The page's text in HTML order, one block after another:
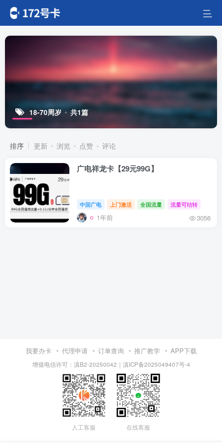
18-70周岁 共1篇
排序 更新 浏览 点赞 评论
广电祥龙卡【29元99G】
中国广电 上门激活 全国流量 流量可结转
1年前 3056
我要办卡 代理申请 订单查询 推广教学 APP下载
增值电信许可：滇B2-20250042 ｜ 滇ICP备2025049407号-4
人工客服 在线客服